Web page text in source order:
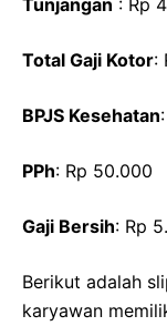
Total Gaji Kotor:
BPJS Kesehatan
PPh: Rp 50.000
Gaji Bersih: Rp
Berikut adalah
karyawan